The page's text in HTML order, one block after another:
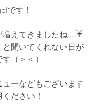
です！
えてきましたね....☔
聞いてくれない日が
（＞＜）
ーなどもございます
ださい！